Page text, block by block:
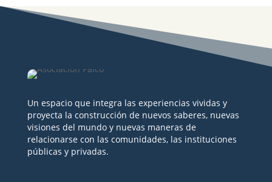
Un espacio que integra las experiencias vividas y
proyecta la construcción de nuevos saberes, nuevas
visiones del mundo y nuevas maneras de
relacionarse con las comunidades, las instituciones
públicas y privadas.